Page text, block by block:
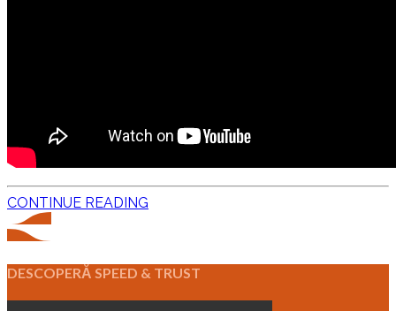
CONTINUE READING
DESCOPERĂ SPEED & TRUST